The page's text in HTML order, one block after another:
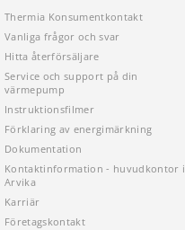
Thermia Konsumentkontakt
Vanliga frågor och svar
Hitta återförsäljare
Service och support på din
värmepump
Instruktionsfilmer
Förklaring av energimärkning
Dokumentation
Kontaktinformation - huvudkontor i
Arvika
Karriär
Företagskontakt